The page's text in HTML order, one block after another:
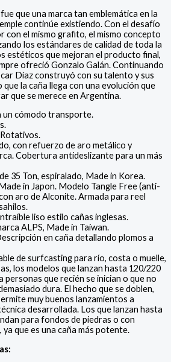
que una marca tan emblemática en la
continúe existiendo. Con el desafío
con el mismo grafito, el mismo concepto
los estándares de calidad de toda la
estéticos que mejoran el producto final,
ofreció Gonzalo Galán. Continuando
Díaz construyó con su talento y sus
la caña llega con una evolución que
que se merece en Argentina.
un cómodo transporte.
con refuerzo de aro metálico y
Cobertura antideslizante para un más
35 Ton, espiralado, Made in Korea.
in Japon. Modelo Tangle Free (anti-
aro de Alconite. Armada para reel
liso estilo cañas inglesas.
ALPS, Made in Taiwan.
en caña detallando plomos a
de surfcasting para río, costa o muelle,
los modelos que lanzan hasta 120/220
personas que recién se inician o que no
dura. El hecho que se doblen,
muy buenos lanzamientos a
desarrollada. Los que lanzan hasta
para fondos de piedras o con
que es una caña más potente.